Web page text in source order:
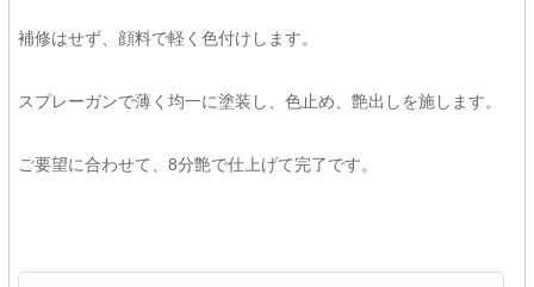
補修はせず、顔料で軽く色付けします。
スプレーガンで薄く均一に塗装し、色止め、艶出しを施します。
ご要望に合わせて、8分艶で仕上げて完了です。